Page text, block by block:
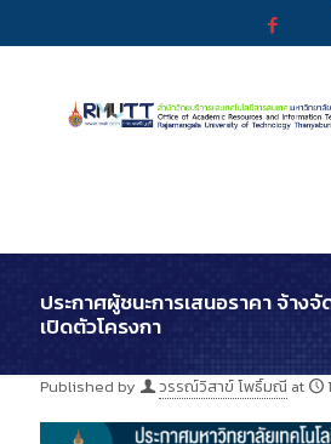
ประกาศผู้ชนะการเสนอราคา จ้าง
เปิดตัวโครงกา
Published by วรรณ์วิสาข์ โพธิ์มณี at